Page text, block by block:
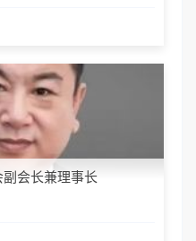
会长兼理事长